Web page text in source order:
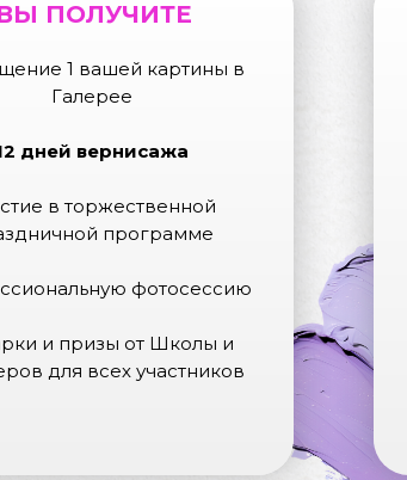
ПОЛУЧИТЕ
1 вашей картины в
Галерее
дней вернисажа
в торжественной
программе
фотосессию
и призы от Школы и
для всех участников